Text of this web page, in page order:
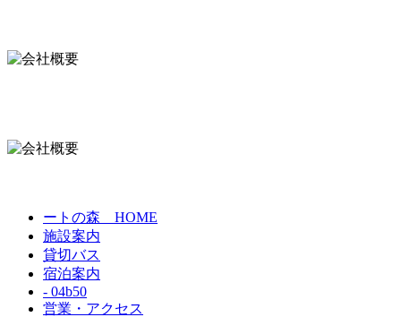
ートの森 HOME
施設案内
貸切バス
宿泊案内
- 04b50
営業・アクセス